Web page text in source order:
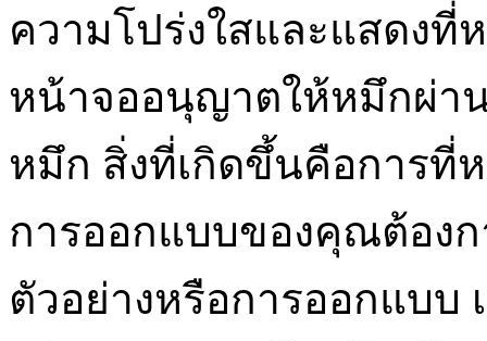
ความโปร่งใสและแสดงที่
หน้าจออนุญาตให้หมึกผ่า
หมึก สิ่งที่เกิดขึ้นคือการที่
การออกแบบของคุณต้องก
ตัวอย่างหรือการออกแบบ